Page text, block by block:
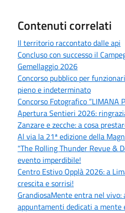
Contenuti correlati
Il territorio raccontato dalle api
Concluso con successo il
Gemellaggio 2026
Concorso pubblico per
pieno e indeterminato
Concorso Fotografico “LIMANA
Apertura Sentieri 2026:
Zanzare e zecche: a cosa
Al via la 21ª edizione della
"The Rolling Thunder Revue &
evento imperdibile!
Centro Estivo Opplà 2026: a
crescita e sorrisi!
GrandiosaMente entra nel vivo:
appuntamenti dedicati a